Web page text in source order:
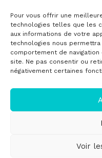
Pour vous offrir une
technologies telles que les
aux informations de votre
technologies nous
comportement de
site. Ne pas consentir ou
négativement certaines
Voir
© CRDM
Submit a bug or